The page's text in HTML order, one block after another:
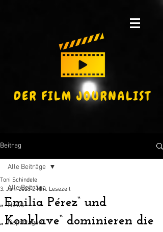
Beitrag
Alle Beiträge
News
Reportagen
Alle Beiträge
„Emilia Pérez“ und
„Konklave“ dominieren die
Toni Schindele
3. Jan. 2025 2 Min. Lesezeit